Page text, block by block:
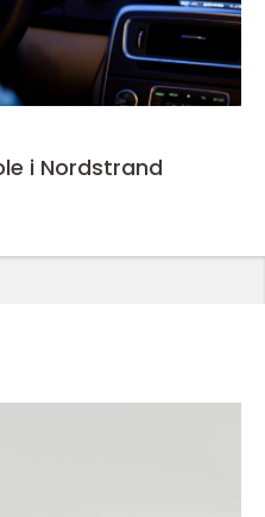
i Nordstrand